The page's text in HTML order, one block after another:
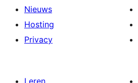
Nieuws
Hosting
Privacy
Leren